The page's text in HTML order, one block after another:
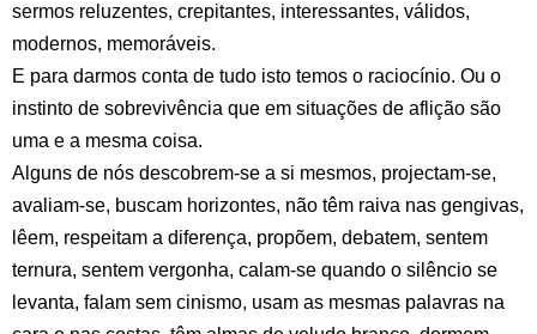
sermos reluzentes, crepitantes, interessantes, válidos,
modernos, memoráveis.
E para darmos conta de tudo isto temos o raciocínio. Ou o
instinto de sobrevivência que em situações de aflição são
uma e a mesma coisa.
Alguns de nós descobrem-se a si mesmos, projectam-se,
avaliam-se, buscam horizontes, não têm raiva nas gengivas,
lêem, respeitam a diferença, propõem, debatem, sentem
ternura, sentem vergonha, calam-se quando o silêncio se
levanta, falam sem cinismo, usam as mesmas palavras na